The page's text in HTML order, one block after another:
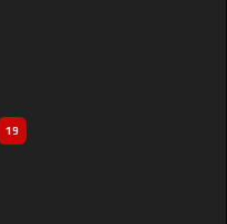
19